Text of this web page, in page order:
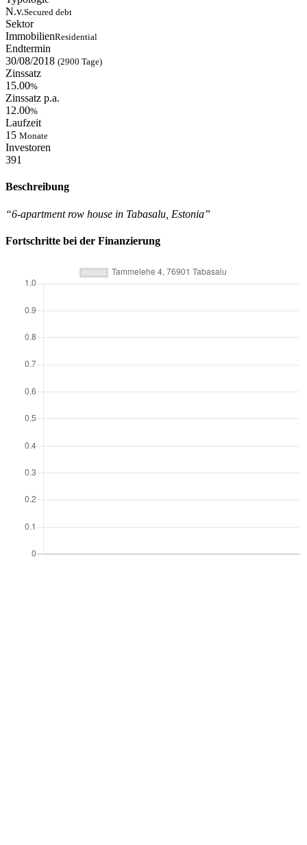
N.v.Secured debt
Sektor
ImmobilienResidential
Endtermin
30/08/2018 (2900 Tage)
Zinssatz
15.00%
Zinssatz p.a.
12.00%
Laufzeit
15 Monate
Investoren
391
Beschreibung
“6-apartment row house in Tabasalu, Estonia”
Fortschritte bei der Finanzierung